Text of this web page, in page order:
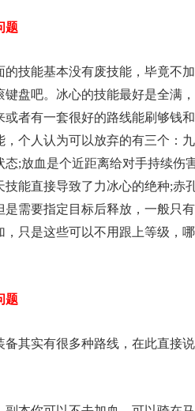
能基本没有废技能，毕竟不加
键盘吧。冰心的技能最好是全满
或者有一套很好的路线能刷够钱
，个人认为可以放弃的有三个：
态;放血是个近距离给对手持续伤
技能直接导致了力冰心的绝种;赤
是需要指定目标后释放，一般只
，只是这些可以不用跟上等级，
实有很多种路线，在此直接说